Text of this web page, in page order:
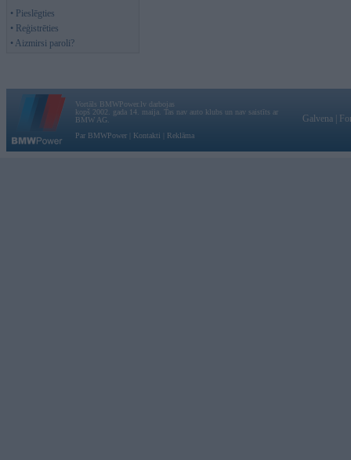
• Pieslēgties
• Reģistrēties
• Aizmirsi paroli?
Vortāls BMWPower.lv darbojas
kopš 2002. gada 14. maija. Tas nav auto klubs un nav saistīts ar
BMW AG.
Par BMWPower
Kontakti Reklāma
Galvena